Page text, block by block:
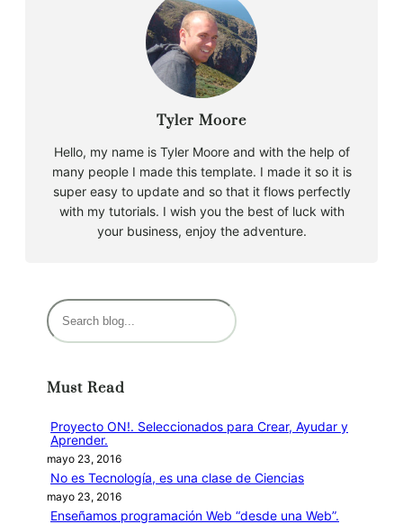
Tyler Moore
Hello, my name is Tyler Moore and with the help of
many people I made this template. I made it so it is
super easy to update and so that it flows perfectly
with my tutorials. I wish you the best of luck with
your business, enjoy the adventure.
B
u
a
Must Read
Proyecto ON!. Seleccionados para Crear, Ayudar y
Aprender.
mayo 23, 2016
No es Tecnología, es una clase de Ciencias
mayo 23, 2016
Enseñamos programación Web “desde una Web”.